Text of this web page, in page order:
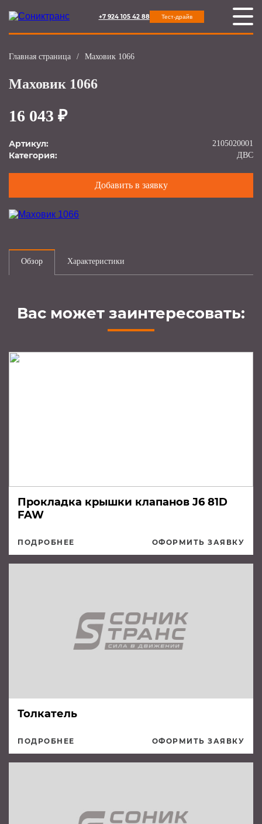
+7 924 105 42 88 Тест-драйв
Главная страница / Маховик 1066
Маховик 1066
16 043 ₽
Артикул: 2105020001
Категория: ДВС
Добавить в заявку
Обзор Характеристики
Вас может заинтересовать:
Прокладка крышки клапанов J6 81D
FAW
ПОДРОБНЕЕ ОФОРМИТЬ ЗАЯВКУ
Толкатель
ПОДРОБНЕЕ ОФОРМИТЬ ЗАЯВКУ